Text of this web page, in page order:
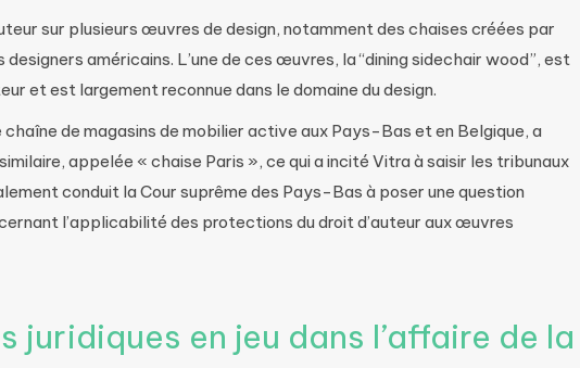
sur plusieurs œuvres de design, notamment des chaises créées par
américains. L’une de ces œuvres, la “dining sidechair wood”, est
et est largement reconnue dans le domaine du design.
de magasins de mobilier active aux Pays-Bas et en Belgique, a
appelée « chaise Paris », ce qui a incité Vitra à saisir les tribunaux
conduit la Cour suprême des Pays-Bas à poser une question
l’applicabilité des protections du droit d’auteur aux œuvres
juridiques en jeu dans l’affaire de la